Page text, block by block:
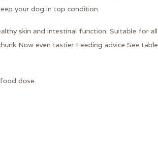
your dog in top condition.
skin and intestinal function. Suitable for all
Now even tastier Feeding advice See table
dose.